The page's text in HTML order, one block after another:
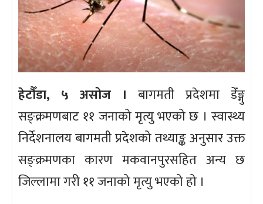
हेटौँडा, ५ असोज । बागमती प्रदेशमा डेँङ्गु
सङ्क्रमणबाट ११ जनाको मृत्यु भएको छ । स्वास्थ्य
निर्देशनालय बागमती प्रदेशको तथ्याङ्क अनुसार उक्त
सङ्क्रमणका कारण मकवानपुरसहित अन्य छ
जिल्लामा गरी ११ जनाको मृत्यु भएको हो ।